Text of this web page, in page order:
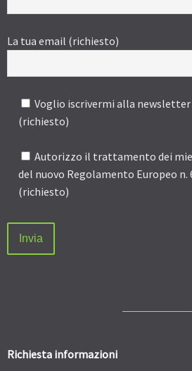
La tua email (richiesto)
Voglio iscrivermi alla
(richiesto)
Autorizzo il trattamento dei
del nuovo Regolamento Europeo n.
(richiesto)
Richiesta informazioni